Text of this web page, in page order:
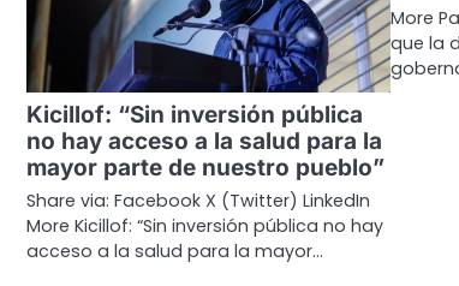
Kicillof: “Sin inversión pública
no hay acceso a la salud para la
mayor parte de nuestro pueblo”
Share via: Facebook X (Twitter) LinkedIn
More Kicillof: “Sin inversión pública no hay
acceso a la salud para la mayor…
More
que la